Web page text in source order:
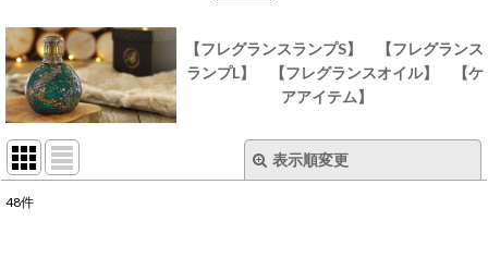
【フレグランスランプS】
【フレグランス
ランプL】
【フレグランスオイル】
【ケ
アアイテム】
表示順変更
48件